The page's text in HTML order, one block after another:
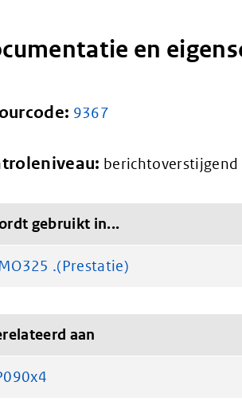
en
9367
berichtoverstijgend
gebruikt in...
.(Prestatie)
aan